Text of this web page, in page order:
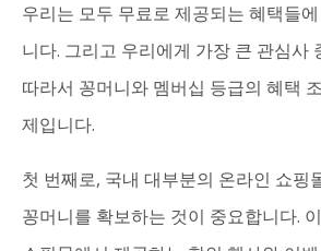
우리는 모두 무료로 제공되는 혜택들
니다. 그리고 우리에게 가장 큰 관심사
따라서 꽁머니와 멤버십 등급의 혜택
제입니다.
첫 번째로, 국내 대부분의 온라인 쇼핑
꽁머니를 확보하는 것이 중요합니다.